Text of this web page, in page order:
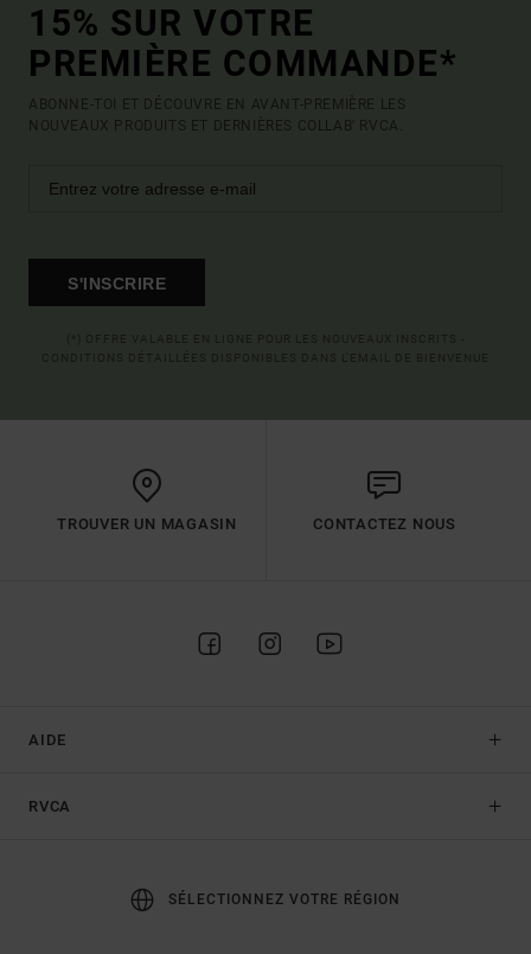
15% SUR VOTRE
PREMIÈRE COMMANDE*
ABONNE-TOI ET DÉCOUVRE EN AVANT-PREMIÈRE LES
NOUVEAUX PRODUITS ET DERNIÈRES COLLAB' RVCA.
S'INSCRIRE
TROUVER UN MAGASIN CONTACTEZ NOUS
AIDE
RVCA
SÉLECTIONNEZ VOTRE RÉGION